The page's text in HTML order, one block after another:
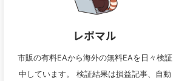
レポマル
市販の有料EAから海外の無料EAを日々検証
中しています。 検証結果は損益記事、自動